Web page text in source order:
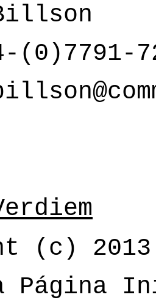
(0)7791-
(c) 2013
Página